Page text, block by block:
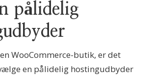
pålidelig
WooCommerce-butik, er det
en pålidelig hostingudbyder